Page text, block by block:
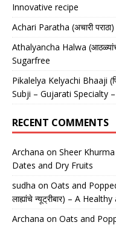
Innovative recipe
Achari Paratha (अचारी
Athalyancha Halwa
Sugarfree
Pikalelya Kelyachi Bhaaji
Subji – Gujarati Specialty
RECENT COMMENTS
Archana on Sheer Khurma
Dates and Dry Fruits
sudha on Oats and
लाह्यांचे न्यूट्रीबार) – A
Archana on Oats and